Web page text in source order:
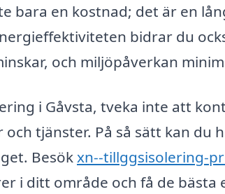
bara en kostnad; det är en
bidrar du
och miljöpåverkan
i Gåvsta, tveka inte att
tjänster. På så sätt kan du
Besökxn--tillggsisolering-
i ditt område och få de